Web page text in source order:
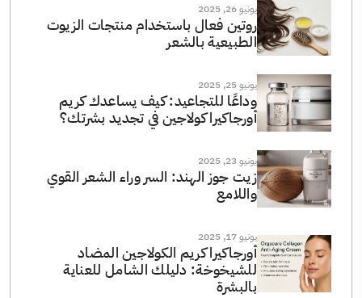
يونيو 26, 2025
روتين فعال باستخدام منتجات الزيوت
الطبيعية بالشعر
يونيو 25, 2025
وداعًا للتجاعيد: كيف يساعدك كريم
أورجاكيرا كولاجين في تجديد بشرتك؟
يونيو 23, 2025
زيت جوز الهند: السر وراء الشعر القوي
واللامع
يونيو 17, 2025
أورجاكيرا كريم الكولاجين المضاد
للشيخوخة: دليلك الشامل للعناية
بالبشرة